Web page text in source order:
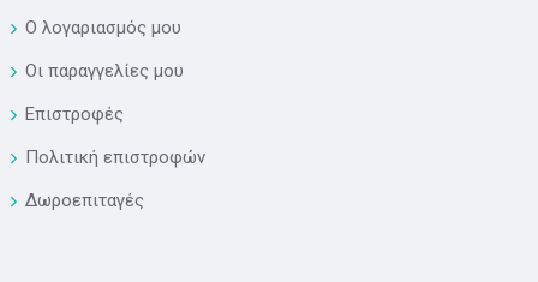
Ο λογαριασμός μου
Οι παραγγελίες μου
Επιστροφές
Πολιτική επιστροφών
Δωροεπιταγές